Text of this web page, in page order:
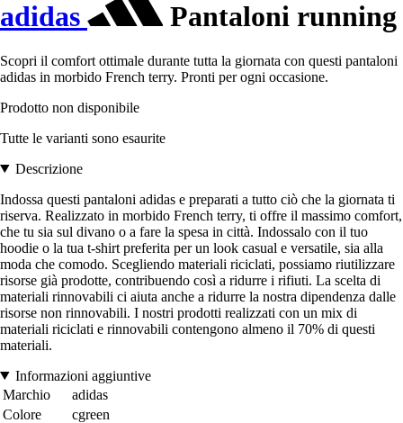
adidas Pantaloni running
Scopri il comfort ottimale durante tutta la giornata con questi pantaloni
adidas in morbido French terry. Pronti per ogni occasione.
Prodotto non disponibile
Tutte le varianti sono esaurite
Descrizione
Indossa questi pantaloni adidas e preparati a tutto ciò che la giornata ti
riserva. Realizzato in morbido French terry, ti offre il massimo comfort,
che tu sia sul divano o a fare la spesa in città. Indossalo con il tuo
hoodie o la tua t-shirt preferita per un look casual e versatile, sia alla
moda che comodo. Scegliendo materiali riciclati, possiamo riutilizzare
risorse già prodotte, contribuendo così a ridurre i rifiuti. La scelta di
materiali rinnovabili ci aiuta anche a ridurre la nostra dipendenza dalle
risorse non rinnovabili. I nostri prodotti realizzati con un mix di
materiali riciclati e rinnovabili contengono almeno il 70% di questi
materiali.
Informazioni aggiuntive
Marchio
adidas
Colore
cgreen